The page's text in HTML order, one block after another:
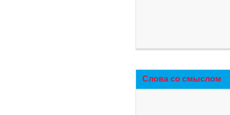
Слова со смыслом